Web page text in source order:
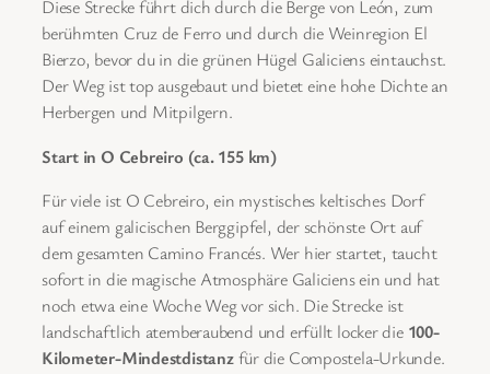
Diese Strecke führt dich durch die Berge von León, zum
berühmten Cruz de Ferro und durch die Weinregion El
Bierzo, bevor du in die grünen Hügel Galiciens eintauchst.
Der Weg ist top ausgebaut und bietet eine hohe Dichte an
Herbergen und Mitpilgern.
Start in O Cebreiro (ca. 155 km)
Für viele ist O Cebreiro, ein mystisches keltisches Dorf
auf einem galicischen Berggipfel, der schönste Ort auf
dem gesamten Camino Francés. Wer hier startet, taucht
sofort in die magische Atmosphäre Galiciens ein und hat
noch etwa eine Woche Weg vor sich. Die Strecke ist
landschaftlich atemberaubend und erfüllt locker die 100-
Kilometer-Mindestdistanzfür die Compostela-Urkunde.